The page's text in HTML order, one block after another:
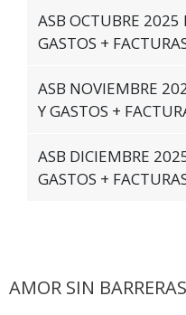
ASB OCTUBRE 2025
GASTOS +
ASB NOVIEMBRE
Y GASTOS +
ASB DICIEMBRE
GASTOS +
AMOR SIN BARRERAS